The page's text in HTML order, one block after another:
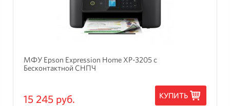
МФУ Epson Expression Home XP-3205 с
Бесконтактной СНПЧ
15 245 руб. КУПИТЬ